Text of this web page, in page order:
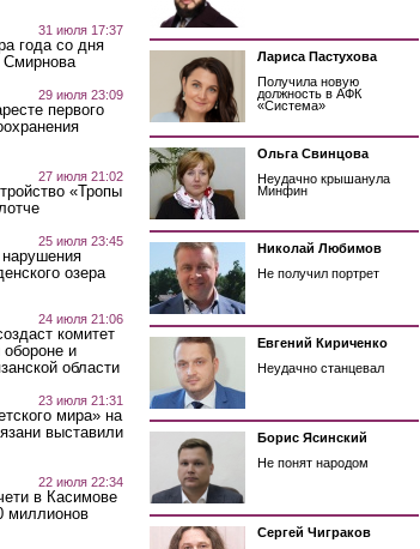
31 июля 17:37
года со дня
Смирнова
29 июля 23:09
первого
27 июля 21:02
«Тропы
25 июля 23:45
озера
24 июля 21:06
комитет
обороне и
области
23 июля 21:31
мира» на
выставили
22 июля 22:34
в Касимове
миллионов
Лариса Пастухова
Получила новую
должность в АФК
«Система»
Ольга Свинцова
Неудачно крышанула
Минфин
Николай Любимов
Не получил портрет
Евгений Кириченко
Неудачно станцевал
Борис Ясинский
Не понят народом
Сергей Чиграков